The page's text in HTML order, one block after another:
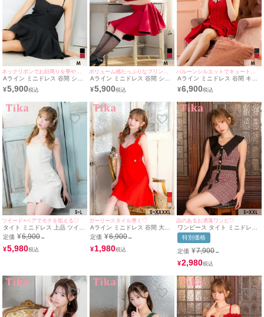
Aライン ミニドレス 谷間 シン
プル キャミソール ネックリボ
ン チョーカー ワンカラー ラメ
[Tika/ティカ]
¥5,900
Aライン ミニドレス 谷間 シン
プル キャミソール ネックリボ
ン ワンカラー キャバドレス
¥5,900
Aライン ミニドレス 谷間 キャ
ミソール ビジュー バルーン キ
ャバドレス (戦慄かなの着用)
¥6,900
ツイード×ベアでモテを狙える♡
タイト ミニドレス 上品 ツイー
ド 裾フリル ベア パール フェ
イクポケット キャバドレス (若
林萌々着用) [Tika/ティカ]
定価 ¥6,900→
¥5,980
ガーリースタイル導く♡
Aライン ミニドレス 谷間 大き
いサイズ シンプル ストレッチ
キャミソール ウエストベルト
バストギャザー キャバドレス
(若林萌々着用) [Tika/ティカ]
定価 ¥6,900→
¥1,980
品のあるお洒落ワンピ♡
ワンピース タイト ミニドレス
大きいサイズ ノースリーブ 上
品 ツイード チェック柄 ウエス
トベルト 襟付き フロントボタ
ン 同伴 ブラジャーのまま キャ
バドレス (若林萌々着用) [Tika/
ティカ]
特別価格
定価 ¥7,900→
¥2,980